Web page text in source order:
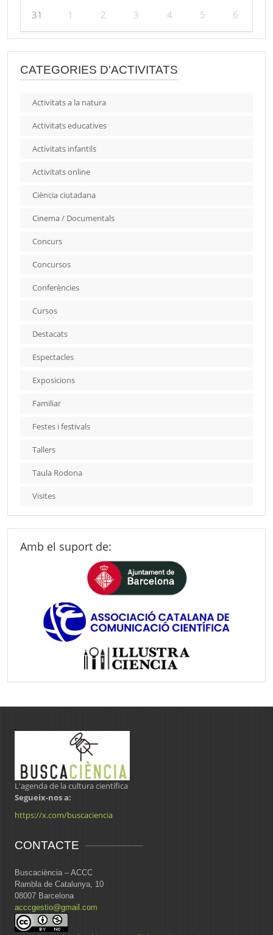
31 1 2 3 4 5 6
CATEGORIES D'ACTIVITATS
Activitats a la natura
Activitats educatives
Activitats infantils
Activitats online
Ciència ciutadana
Cinema / Documentals
Concurs
Concursos
Conferències
Cursos
Destacats
Espectacles
Exposicions
Familiar
Festes i festivals
Tallers
Taula Rodona
Visites
Amb el suport de:
L'agenda de la cultura científica
Segueix-nos a:
https://x.com/buscaciencia
CONTACTE
Buscaciència – ACCC
Rambla de Catalunya, 10
08007 Barcelona
acccgestio@gmail.com